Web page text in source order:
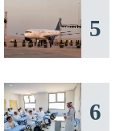
5
6